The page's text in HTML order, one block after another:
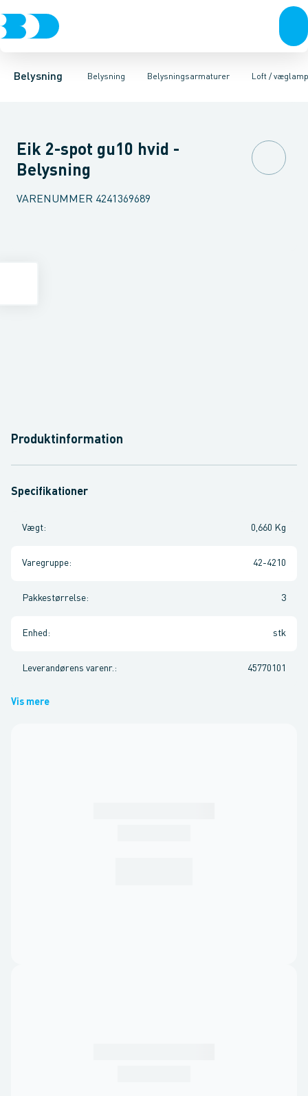
Belysning Belysning
Belysning Belysningsarmaturer
LyskilderBelysningsarmaturerLysstyringTilbehør tilLoft /
PendlerIndustriarmatur og halbelysningArmaturer for vej og
Eik 2-spot gu10 hvid -
Belysning
VARENUMMER 4241369689
Produktinformation
Specifikationer
Vægt: 0,660 Kg
Varegruppe: 42-4210
Pakkestørrelse: 3
Enhed : stk
Leverandørens varenr. : 45770101
Vis mere